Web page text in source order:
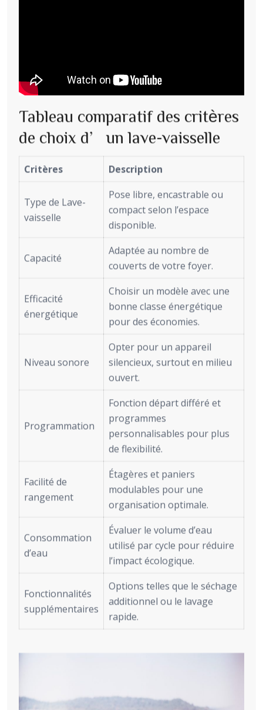
Tableau comparatif des critères
de choix d’un lave-vaisselle
Critères Description
Type de Lave-
vaisselle
Pose libre, encastrable ou
compact selon l’espace
disponible.
Capacité
Adaptée au nombre de
couverts de votre foyer.
Efficacité
énergétique
Choisir un modèle avec une
bonne classe énergétique
pour des économies.
Niveau sonore
Opter pour un appareil
silencieux, surtout en milieu
ouvert.
Programmation
Fonction départ différé et
programmes
personnalisables pour plus
de flexibilité.
Facilité de
rangement
Étagères et paniers
modulables pour une
organisation optimale.
Consommation
d’eau
Évaluer le volume d’eau
utilisé par cycle pour réduire
l’impact écologique.
Fonctionnalités
supplémentaires
Options telles que le séchage
additionnel ou le lavage
rapide.